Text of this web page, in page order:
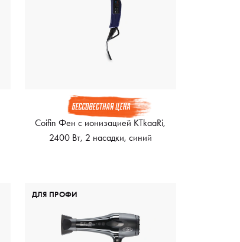
Coifin Фен с ионизацией KTkaaRi,
2400 Вт, 2 насадки, синий
ДЛЯ ПРОФИ